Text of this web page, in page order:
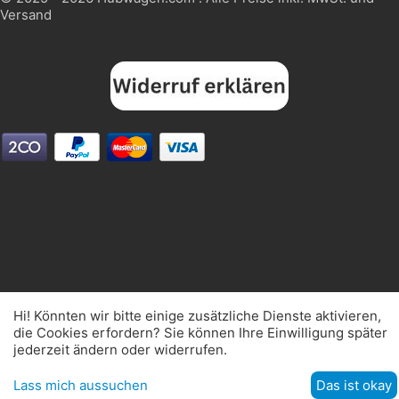
Versand
Hi! Könnten wir bitte einige zusätzliche Dienste aktivieren,
die Cookies erfordern? Sie können Ihre Einwilligung später
jederzeit ändern oder widerrufen.
Lass mich aussuchen Das ist okay